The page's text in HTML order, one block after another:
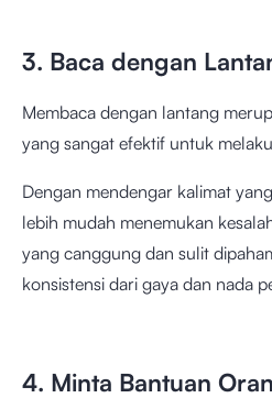
3. Baca dengan
Membaca dengan lantang
yang sangat efektif untuk
Dengan mendengar kalimat
lebih mudah menemukan
yang canggung dan sulit
konsistensi dari gaya dan nada
4. Minta Bantuan